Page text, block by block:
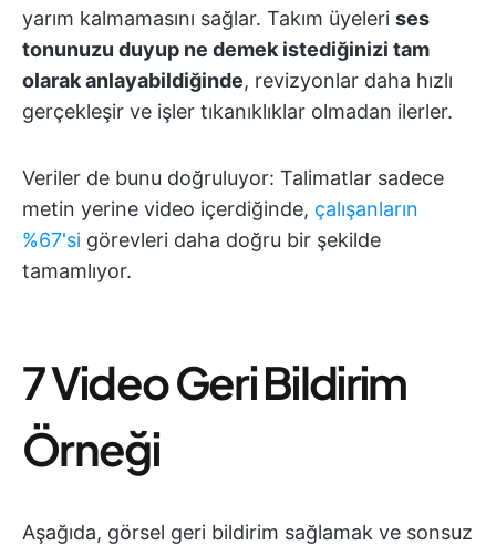
yarım kalmamasını sağlar. Takım üyeleri ses
tonunuzu duyup ne demek istediğinizi tam
olarak anlayabildiğinde, revizyonlar daha hızlı
gerçekleşir ve işler tıkanıklıklar olmadan ilerler.
Veriler de bunu doğruluyor: Talimatlar sadece
metin yerine video içerdiğinde, çalışanların
%67'si görevleri daha doğru bir şekilde
tamamlıyor.
7 Video Geri Bildirim
Örneği
Aşağıda, görsel geri bildirim sağlamak ve sonsuz